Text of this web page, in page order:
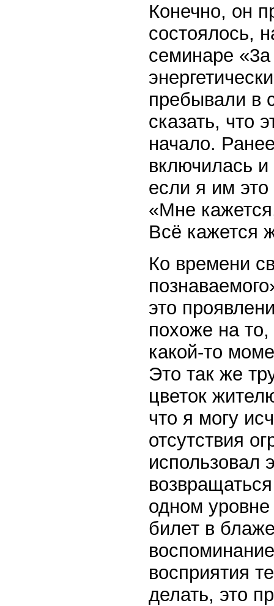
Конечно, он
состоялось,
семинаре
пребывали в
сказать, что
начало.
включилась и
если я им
«Мне
Всё кажется
Ко времени
это
похоже на то,
какой-то
Это так же
цветок
что я могу
отсутствия
использовал
одном
билет в
восприятия
делать, это